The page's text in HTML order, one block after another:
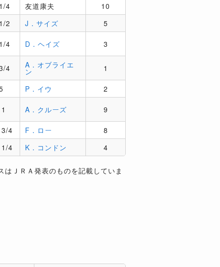
4
友道康夫
10
2
J．サイズ 5
4 D．ヘイズ 3
4 A．オブライエ
ン 1
P．イウ 2
A．クルーズ 9
4 F．ロー
8
4
K．コンドン 4
ＪＲＡ発表のものを記載していま